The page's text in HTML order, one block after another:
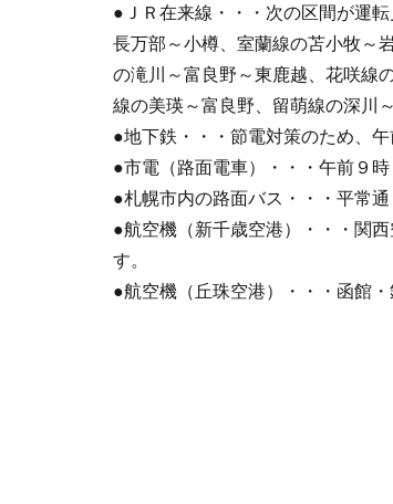
●ＪＲ在来線・・・次の区間が運
長万部～小樽、室蘭線の苫小牧～
の滝川～富良野～東鹿越、花咲線
線の美瑛～富良野、留萌線の深川
●地下鉄・・・節電対策のため、
●市電（路面電車）・・・午前９
●札幌市内の路面バス・・・平常
●航空機（新千歳空港）・・・関
す。
●航空機（丘珠空港）・・・函館